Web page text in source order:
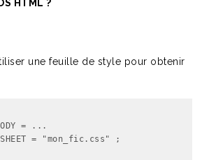
HTML ?
une feuille de style pour obtenir
= ...
= "mon_fic.css" ;